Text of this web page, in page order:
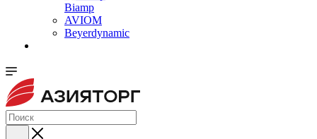
Biamp
AVIOM
Beyerdynamic